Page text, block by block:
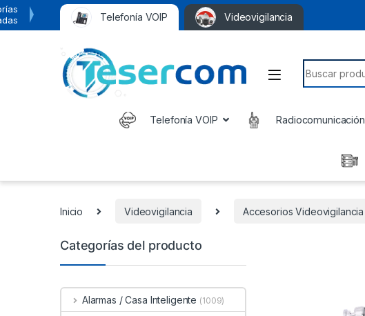
Telefonía VOIP Videovigilancia
Search for:
Telefonía VOIP Radiocomunicación
Inicio Videovigilancia Accesorios Videovigilancia
Categorías del producto
Alarmas / Casa Inteligente (1009)